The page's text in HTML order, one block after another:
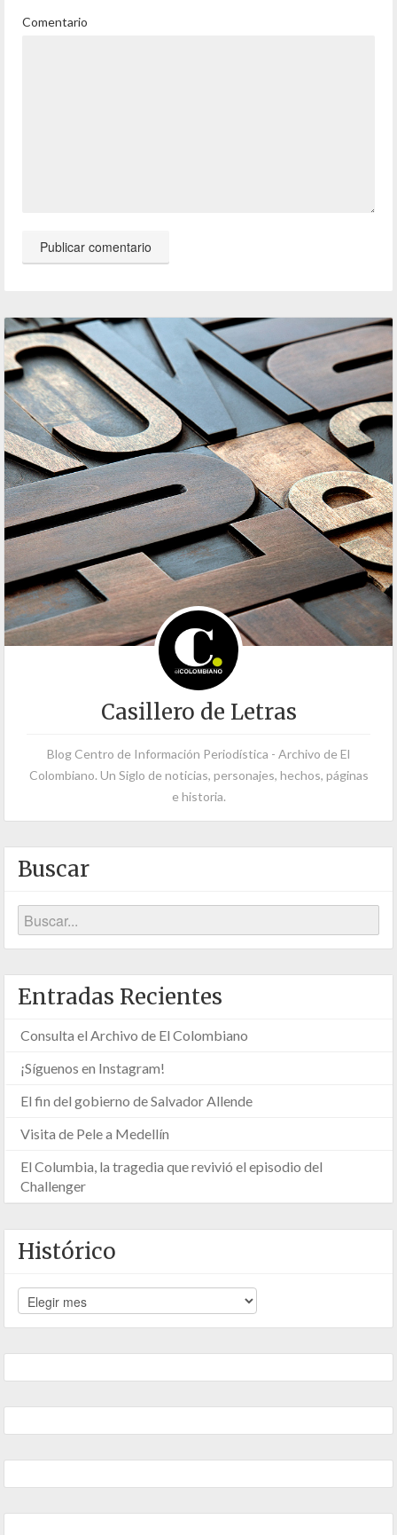
Comentario
Casillero de Letras
Blog Centro de Información Periodística - Archivo de El
Colombiano. Un Siglo de noticias, personajes, hechos, páginas
e historia.
Buscar
Entradas Recientes
Consulta el Archivo de El Colombiano
¡Síguenos en Instagram!
El fin del gobierno de Salvador Allende
Visita de Pele a Medellín
El Columbia, la tragedia que revivió el episodio del
Challenger
Histórico